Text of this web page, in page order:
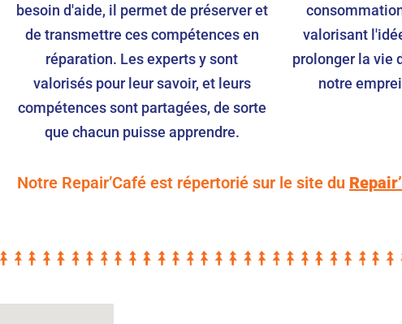
besoin d'aide, il permet de préserver et
de transmettre ces compétences en
réparation. Les experts y sont
valorisés pour leur savoir, et leurs
compétences sont partagées, de sorte
que chacun puisse apprendre.
valorisant
prolonger la vie
notre
Notre Repair’Café est répertorié sur le site du